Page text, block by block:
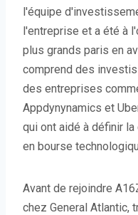
l'équipe
l'entreprise et a été à
plus grands paris en
comprend des
des entreprises
Appdynynamics et
qui ont aidé à définir
en bourse
Avant de rejoindre
chez General Atlantic,